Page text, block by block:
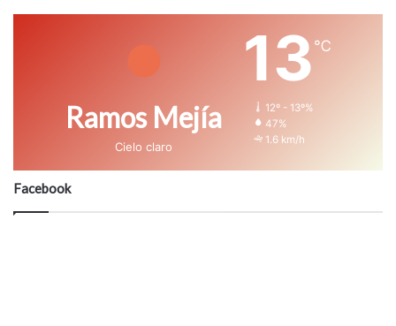
Ramos Mejía
Cielo claro
13 ℃
12º - 13º%
47%
1.6 km/h
Facebook